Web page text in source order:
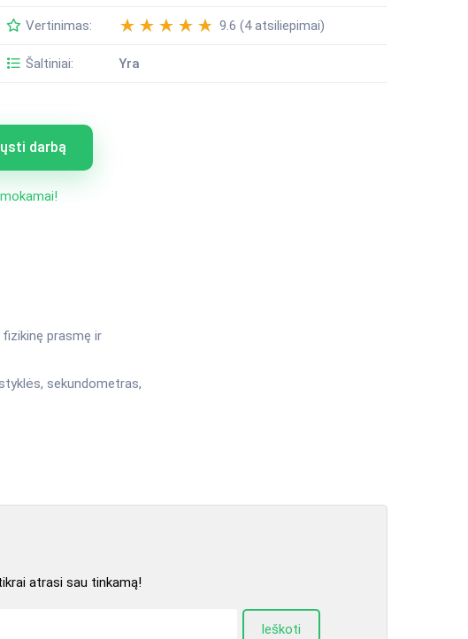
Vertinimas: 9.6 (4 atsiliepimai)
Šaltiniai: Yra
darbą
fizikinę prasmę ir
sekundometras,
atrasi sau tinkamą!
Ieškoti